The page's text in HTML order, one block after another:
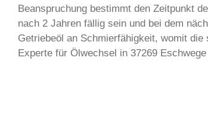
Beanspruchung bestimmt den Zeitpunkt
nach 2 Jahren fällig sein und bei dem
Getriebeöl an Schmierfähigkeit, womit
Experte für Ölwechsel in 37269